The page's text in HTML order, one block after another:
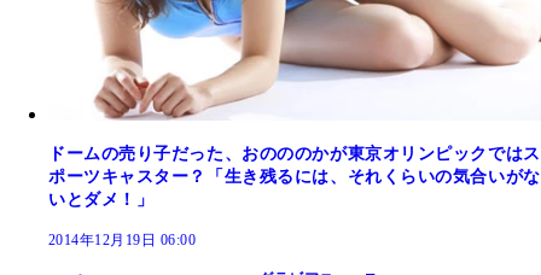
ドームの売り子だった、おのののかが東京オリンピックではス
ポーツキャスター？「生き残るには、それくらいの気合いがな
いとダメ！」
2014年12月19日 06:00